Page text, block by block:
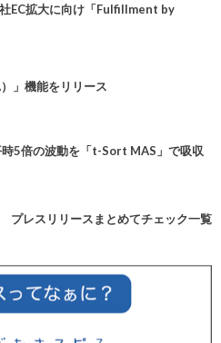
EC拡大に向け「Fulfillment by
」機能をリリース
5倍の波動を「t-Sort MAS」で吸収
プレスリリースまとめてチェック一覧